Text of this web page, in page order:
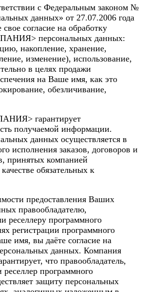
с Федеральным законом №
данных» от 27.07.2006 года
согласие на обработку
персональных данных:
накопление, хранение,
изменение), использование,
в целях продажи
на Ваше имя, как это
обезличивание,
гарантирует
получаемой информации.
данных осуществляется в
исполнения заказов, договоров и
принятых компанией
обязательных к
предоставления Ваших
правообладателю,
реселлеру программного
регистрации программного
имя, вы даёте согласие на
данных. Компания
что правообладатель,
программного
защиту персональных